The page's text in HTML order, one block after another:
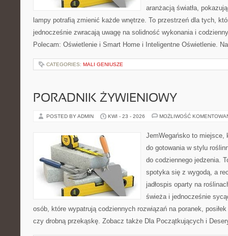
aranżacją światła,
lampy potrafią zmienić każde wnętrze. To przestrzeń dla tych,
jednocześnie zwracają uwagę na solidność wykonania i
Polecam: Oświetlenie i Smart Home i Inteligentne Oświetlenie.
CATEGORIES: MALI GENIUSZE
PORADNIK ŻYWIENIOWY
POSTED BY ADMIN KWI - 23 - 2026 MOŻLIWOŚĆ
JemWegańsko to miejsce,
do gotowania w stylu
do codziennego jedzenia.
spotyka się z wygodą, a
jadłospis oparty na
świeża i jednocześnie
osób, które wypatrują codziennych rozwiązań na poranek,
czy drobną przekąskę. Zobacz także Dla Początkujących i